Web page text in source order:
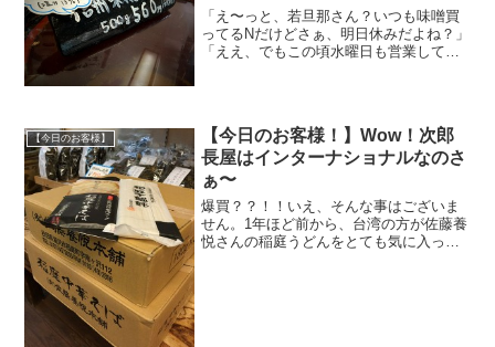
「え〜っと、若旦那さん？いつも味噌買
ってるNだけどさぁ、明日休みだよね？」
「ええ、でもこの頃水曜日も営業してい
【今日のお客様】
【今日のお客様！】Wow！次郎
長屋はインターナショナルなのさ
ぁ〜
爆買？？！！いえ、そんな事はございま
せん。1年ほど前から、台湾の方が佐藤養
悦さんの稲庭うどんをとても気に入って